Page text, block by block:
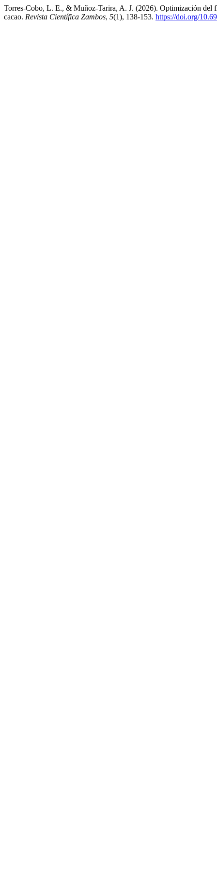
Torres-Cobo, L. E., & Muñoz-Tarira, A. J. (2026). Optimización del
cacao. Revista Científica Zambos, 5(1), 138-153. https://doi.org/